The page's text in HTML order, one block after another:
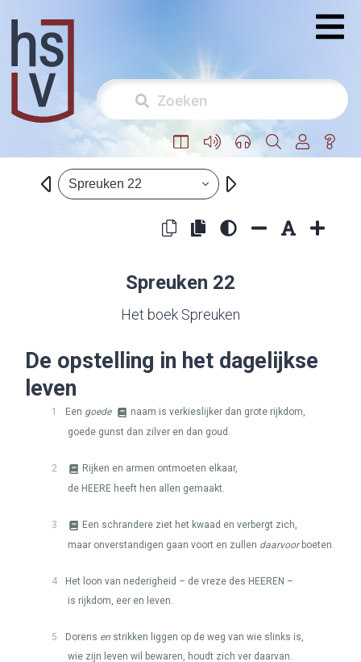
Spreuken 22
Spreuken 22
Het boek Spreuken
De opstelling in het dagelijkse
leven
1 Een goede
naam is verkieslijker dan grote rijkdom,
goede gunst dan zilver en dan goud.
2
Rijken en armen ontmoeten elkaar,
de HEERE heeft hen allen gemaakt.
3
Een schrandere ziet het kwaad en verbergt zich,
maar onverstandigen gaan voort en zullen daarvoorboeten.
4 Het loon van nederigheid – de vreze des HEEREN –
is rijkdom, eer en leven.
5 Dorens en strikken liggen op de weg van wie slinks is,
wie zijn leven wil bewaren, houdt zich ver daarvan.